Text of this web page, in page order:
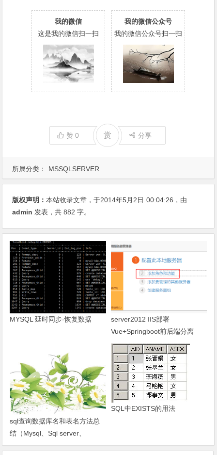
所属分类： MSSQLSERVER
我的微信
这是我的微信扫一扫
我的微信公众号
我的微信公众号扫一扫
赞0 赏 分享
版权声明：本站收录文章，于2014年5月2日 00:04:26 ，由
admin 发表，共 882 字。
MYSQL 延时同步-恢复数据
server2012 IIS部署
Vue+Springboot前后端分离
sql查询数据库名和表名方法总
结（Mysql、Sql server、
Oracle）-琼杰笔记
SQL中EXISTS的用法